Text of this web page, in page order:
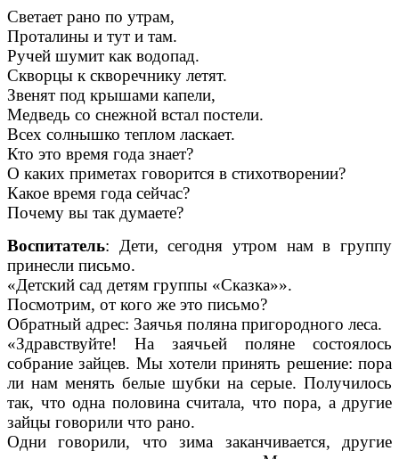
Светает рано по утрам,
Проталины и тут и там.
Ручей шумит как водопад.
Скворцы к скворечнику летят.
Звенят под крышами капели,
Медведь со снежной встал постели.
Всех солнышко теплом ласкает.
Кто это время года знает?
О каких приметах говорится в стихотворении?
Какое время года сейчас?
Почему вы так думаете?
Воспитатель: Дети, сегодня утром нам в группу
принесли письмо.
«Детский сад детям группы «Сказка»».
Посмотрим, от кого же это письмо?
Обратный адрес: Заячья поляна пригородного леса.
«Здравствуйте! На заячьей поляне состоялось
собрание зайцев. Мы хотели принять решение: пора
ли нам менять белые шубки на серые. Получилось
так, что одна половина считала, что пора, а другие
зайцы говорили что рано.
Одни говорили, что зима заканчивается, другие